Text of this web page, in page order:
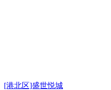
[港北区]盛世悦城